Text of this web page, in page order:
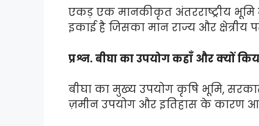
एकड़ एक मानकीकृत अंतरराष्ट्रीय भूमि
इकाई है जिसका मान राज्य और क्षेत्रीय
प्रश्न. बीघा का उपयोग कहाँ और क्यों
बीघा का मुख्य उपयोग कृषि भूमि,
ज़मीन उपयोग और इतिहास के कारण